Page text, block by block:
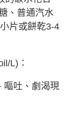
、普通汽水
片或餅乾3-4
L)：
嘔吐、劇渴現